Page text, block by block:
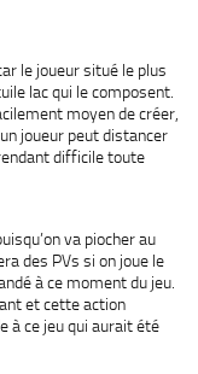
le joueur situé le plus
lac qui le composent.
moyen de créer,
joueur peut distancer
difficile toute
va piocher au
des PVs si on joue le
à ce moment du jeu.
et cette action
à ce jeu qui aurait été